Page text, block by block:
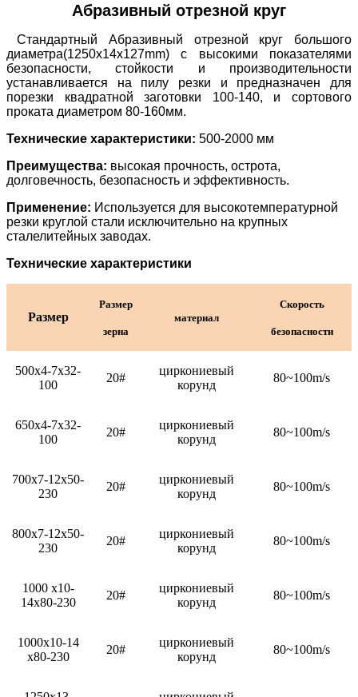
Абразивный отрезной круг
Стандартный Абразивный отрезной круг большого
диаметра(1250x14x127mm) с высокими показателями
безопасности, стойкости и производительности
устанавливается на пилу резки и предназначен для
порезки квадратной заготовки 100-140, и сортового
проката диаметром 80-160мм.
Технические характеристики: 500-2000 мм
Преимущества: высокая прочность, острота,
долговечность, безопасность и эффективность.
Применение: Используется для высокотемпературной
резки круглой стали исключительно на крупных
сталелитейных заводах.
Технические характеристики
Размер
Размер
зерна
материал
Скорость
безопасности
500x4-7x32-
100
20#
циркониевый
корунд
80~100m/s
650x4-7x32-
100
20#
циркониевый
корунд
80~100m/s
700x7-12x50-
230
20#
циркониевый
корунд
80~100m/s
800x7-12x50-
230
20#
циркониевый
корунд
80~100m/s
1000 x10-
14x80-230
20#
циркониевый
корунд
80~100m/s
1000x10-14
x80-230
20#
циркониевый
корунд
80~100m/s